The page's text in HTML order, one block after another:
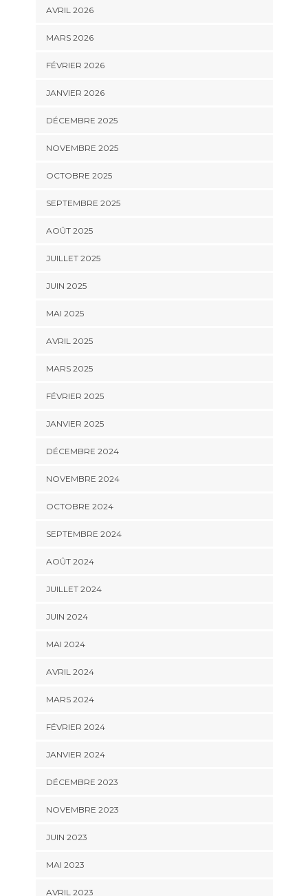
AVRIL 2026
MARS 2026
FÉVRIER 2026
JANVIER 2026
DÉCEMBRE 2025
NOVEMBRE 2025
OCTOBRE 2025
SEPTEMBRE 2025
AOÛT 2025
JUILLET 2025
JUIN 2025
MAI 2025
AVRIL 2025
MARS 2025
FÉVRIER 2025
JANVIER 2025
DÉCEMBRE 2024
NOVEMBRE 2024
OCTOBRE 2024
SEPTEMBRE 2024
AOÛT 2024
JUILLET 2024
JUIN 2024
MAI 2024
AVRIL 2024
MARS 2024
FÉVRIER 2024
JANVIER 2024
DÉCEMBRE 2023
NOVEMBRE 2023
JUIN 2023
MAI 2023
AVRIL 2023